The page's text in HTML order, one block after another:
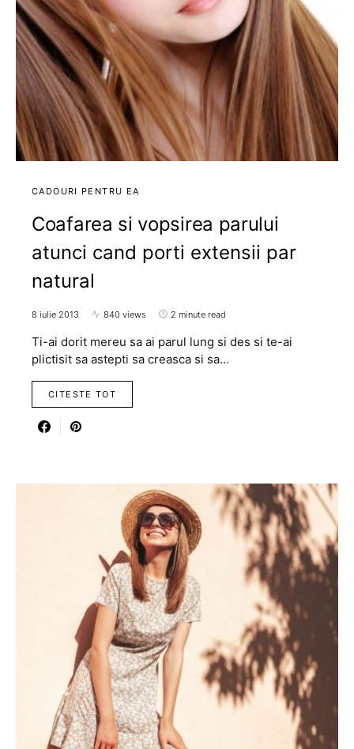
CADOURI PENTRU EA
Coafarea si vopsirea parului
atunci cand porti extensii par
natural
8 iulie 2013 840 views 2 minute read
Ti-ai dorit mereu sa ai parul lung si des si te-ai
plictisit sa astepti sa creasca si sa…
CITESTE TOT